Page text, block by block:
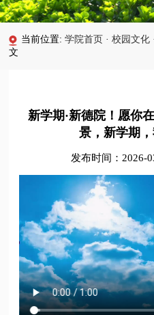
当前位置:学院首页 · 校园文化 ·
文
新学期·新德院！愿你
景，新学期
发布时间：2026-